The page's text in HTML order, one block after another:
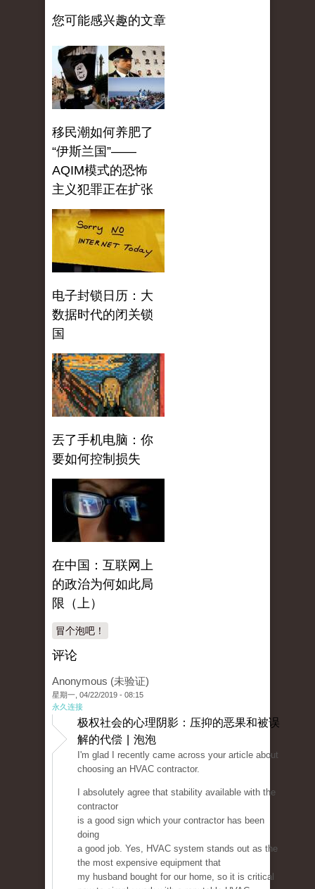
您可能感兴趣的文章
移民潮如何养肥了
“伊斯兰国”——
AQIM模式的恐怖
主义犯罪正在扩张
电子封锁日历：大
数据时代的闭关锁
国
丟了手机电脑：你
要如何控制损失
在中国：互联网上
的政治为何如此局
限（上）
冒个泡吧！
评论
Anonymous (未验证)
星期一, 04/22/2019 - 08:15
永久连接
极权社会的心理阴影：压抑的恶果和被误
解的代偿 | 泡泡
I'm glad I recently came across your article about
choosing an HVAC contractor.
I absolutely agree that stability available with the
contractor
is a good sign which your contractor has been
doing
a good job. Yes, HVAC system stands out as the
the most expensive equipment that
my husband bought for our home, so it is critical